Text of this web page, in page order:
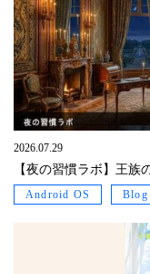
2026.07.29
【夜の習慣ラボ】王
Android OS Blog